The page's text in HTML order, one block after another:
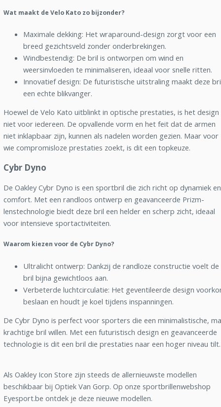
Wat maakt de Velo Kato zo bijzonder?
Maximale dekking: Het wraparound-design zorgt voor een
breed gezichtsveld zonder onderbrekingen.
Windbestendig: De bril is ontworpen om wind en
weersinvloeden te minimaliseren, ideaal voor snelle ritten.
Innovatief design: De futuristische uitstraling maakt deze
een echte blikvanger.
Hoewel de Velo Kato uitblinkt in optische prestaties, is het design
niet voor iedereen. De opvallende vorm en het feit dat de armen
niet inklapbaar zijn, kunnen als nadelen worden gezien. Maar voor
wie compromisloze prestaties zoekt, is dit een topkeuze.
Cybr Dyno
De Oakley Cybr Dyno is een sportbril die zich richt op dynamiek en
comfort. Met een randloos ontwerp en geavanceerde Prizm-
lenstechnologie biedt deze bril een helder en scherp zicht, ideaal
voor intensieve sportactiviteiten.
Waarom kiezen voor de Cybr Dyno?
Ultralicht ontwerp: Dankzij de randloze constructie voelt de
bril bijna gewichtloos aan.
Verbeterde luchtcirculatie: Het geventileerde design
beslaan en houdt je koel tijdens inspanningen.
De Cybr Dyno is perfect voor sporters die een minimalistische,
krachtige bril willen. Met een futuristisch design en geavanceerde
technologie is dit een bril die prestaties naar een hoger niveau tilt.
Als Oakley Icon Store zijn steeds de allernieuwste modellen
beschikbaar bij Optiek Van Gorp. Op onze sportbrillenwebshop
Eyesport.be ontdek je deze nieuwe modellen.